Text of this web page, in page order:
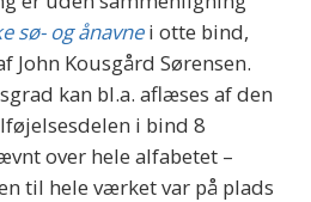
sø- og ånavnei otte bind,
John Kousgård Sørensen.
kan bl.a. aflæses af den
i bind 8
over hele alfabetet –
til hele værket var på plads